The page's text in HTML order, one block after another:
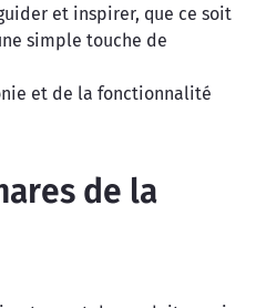
et inspirer, que ce soit
simple touche de
et de la fonctionnalité
de la